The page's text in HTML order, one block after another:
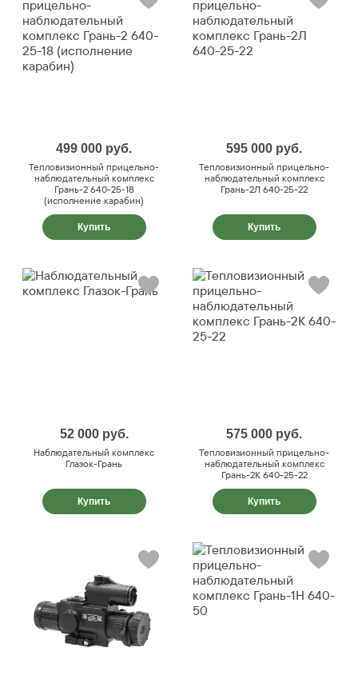
499 000 руб.
Тепловизионный прицельно-
наблюдательный комплекс
Грань-2 640-25-18
(исполнение карабин)
Купить
595 000 руб.
Тепловизионный прицельно-
наблюдательный комплекс
Грань-2Л 640-25-22
Купить
52 000 руб.
Наблюдательный комплекс
Глазок-Грань
Купить
575 000 руб.
Тепловизионный прицельно-
наблюдательный комплекс
Грань-2К 640-25-22
Купить